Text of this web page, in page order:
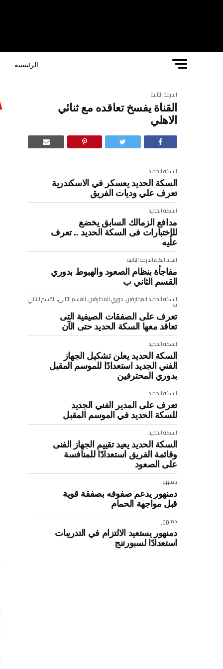
الرئيسيه
الدرجة الثانية
القناة يفسخ تعاقده مع ثنائي
الاهلي
السكة الحديد
السكة الحديد يعسكر في الاسكندرية
تعرف علي وديات الفريق
السكة الحديد
مدافع الزمالك السابق يخضع
للإختبارات فى السكة الحديد .. تعرف
عليه
اتحاد الكرةالدرجة الثانية
مفاجأة بنظام الصعود والهبوط بدوري
القسم الثاني ب
السكة الحديدالمحترفين، دوري المحترفين، القسم الثاني، القسم الثاني
ب
تعرف على الصفقات الصيفية التى
تعاقد معها السكة الحديد حتى الآن
السكة الحديد
السكة الحديد يعلن تشكيل الجهاز
الفني الجديد استعدادًا للموسم المقبل
بدوري المحترفين
السكة الحديد
تعرف على المدير الفني الجديد
للسكة الحديد في الموسم المقبل
السكة الحديد
السكة الحديد يعيد تقييم الجهاز الفنى
وقائمة الفريق استعدادًا للمنافسة
على الصعود
دمنهور
دمنهور يدعم صفوفه بصفقة قوية
قبل مواجهة الحمام
دمنهور
دمنهور يستعيد الالتزام في التدريبات
استعدادًا لسبورتنج